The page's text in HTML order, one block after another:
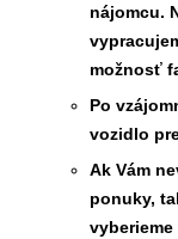
nájomcu.
možnosť
Po
vozidlo
Ak Vám
ponuky,